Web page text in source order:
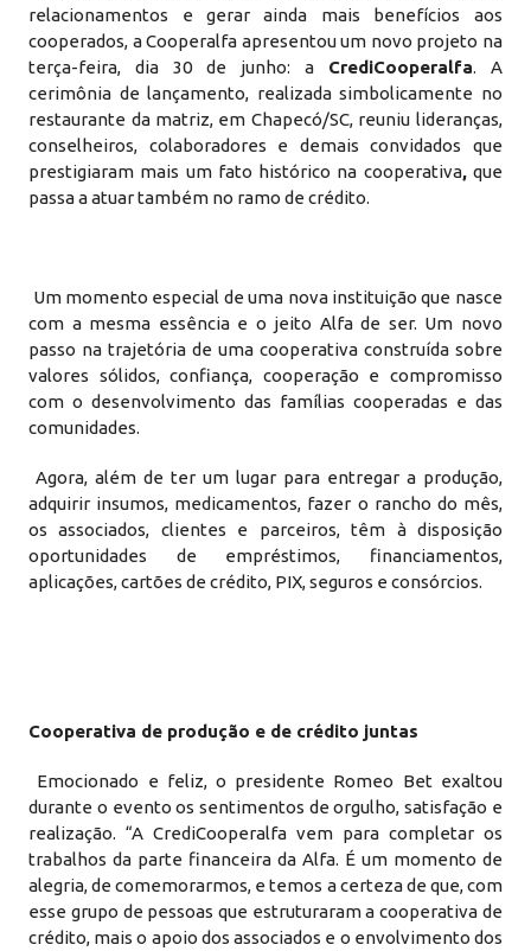
relacionamentos e gerar ainda mais benefícios aos
cooperados, a Cooperalfa apresentou um novo projeto na
terça-feira, dia 30 de junho: a CrediCooperalfa. A
cerimônia de lançamento, realizada simbolicamente no
restaurante da matriz, em Chapecó/SC, reuniu lideranças,
conselheiros, colaboradores e demais convidados que
prestigiaram mais um fato histórico na cooperativa,que
passa a atuar também no ramo de crédito.
Um momento especial de uma nova instituição que nasce
com a mesma essência e o jeito Alfa de ser. Um novo
passo na trajetória de uma cooperativa construída sobre
valores sólidos, confiança, cooperação e compromisso
com o desenvolvimento das famílias cooperadas e das
comunidades.
Agora, além de ter um lugar para entregar a produção,
adquirir insumos, medicamentos, fazer o rancho do mês,
os associados, clientes e parceiros, têm à disposição
oportunidades de empréstimos, financiamentos,
aplicações, cartões de crédito, PIX, seguros e consórcios.
Cooperativa de produção e de crédito juntas
Emocionado e feliz, o presidente Romeo Bet exaltou
durante o evento os sentimentos de orgulho, satisfação e
realização. “A CrediCooperalfa vem para completar os
trabalhos da parte financeira da Alfa. É um momento de
alegria, de comemorarmos, e temos a certeza de que, com
esse grupo de pessoas que estruturaram a cooperativa de
crédito, mais o apoio dos associados e o envolvimento dos